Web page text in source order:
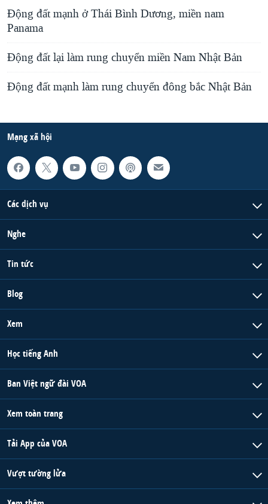
Ðộng đất mạnh ở Thái Bình Dương, miền nam
Panama
Ðộng đất lại làm rung chuyển miền Nam Nhật Bản
Ðộng đất mạnh làm rung chuyển đông bắc Nhật Bản
Mạng xã hội
Các dịch vụ
Nghe
Tin tức
Blog
Xem
Học tiếng Anh
Ban Việt ngữ đài VOA
Xem toàn trang
Tải App của VOA
Vượt tường lửa